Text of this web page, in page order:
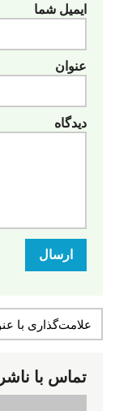
ایمیل شما
عنوان
دیدگاه
ارسال
تماس با ناشر